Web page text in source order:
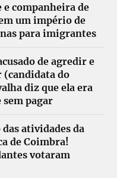
companheira de
um império de
para imigrantes
de agredir e
(candidata do
diz que ela era
sem pagar
atividades da
de Coimbra!
votaram